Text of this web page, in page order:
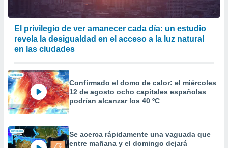
El privilegio de ver amanecer cada día: un estudio
revela la desigualdad en el acceso a la luz natural
en las ciudades
Confirmado el domo de calor: el miércoles
12 de agosto ocho capitales españolas
podrían alcanzar los 40 ºC
Se acerca rápidamente una vaguada que
entre mañana y el domingo dejará